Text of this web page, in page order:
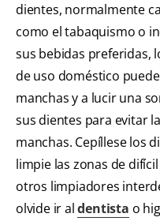
dientes, normalmente
como el tabaquismo o
sus bebidas preferidas,
de uso doméstico
manchas y a lucir una
sus dientes para evitar
manchas. Cepíllese los
limpie las zonas de
otros limpiadores
olvide ir aldentista o